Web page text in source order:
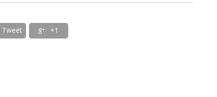
Tweet  +1